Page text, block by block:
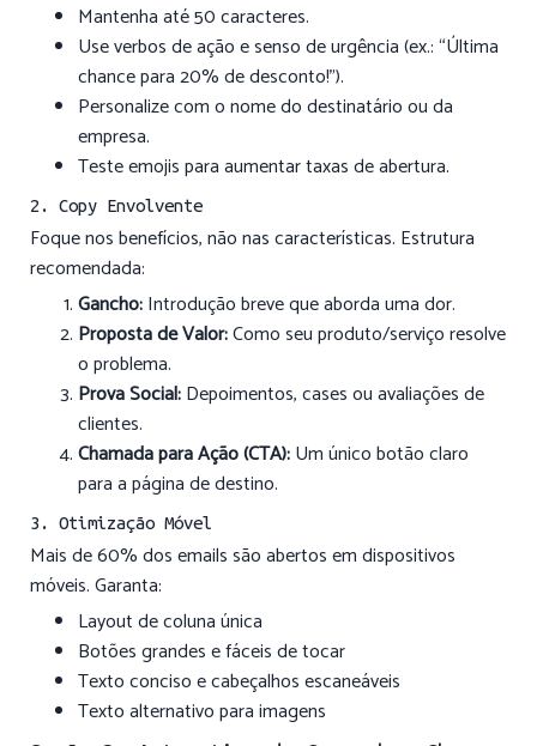
Mantenha até 50 caracteres.
Use verbos de ação e senso de urgência (ex.: “Última
chance para 20% de desconto!”).
Personalize com o nome do destinatário ou da
empresa.
Teste emojis para aumentar taxas de abertura.
2. Copy Envolvente
Foque nos benefícios, não nas características. Estrutura
recomendada:
Gancho:Introdução breve que aborda uma dor.
Proposta de Valor:Como seu produto/serviço resolve
o problema.
Prova Social:Depoimentos, cases ou avaliações de
clientes.
Chamada para Ação (CTA):Um único botão claro
para a página de destino.
3. Otimização Móvel
Mais de 60% dos emails são abertos em dispositivos
móveis. Garanta:
Layout de coluna única
Botões grandes e fáceis de tocar
Texto conciso e cabeçalhos escaneáveis
Texto alternativo para imagens